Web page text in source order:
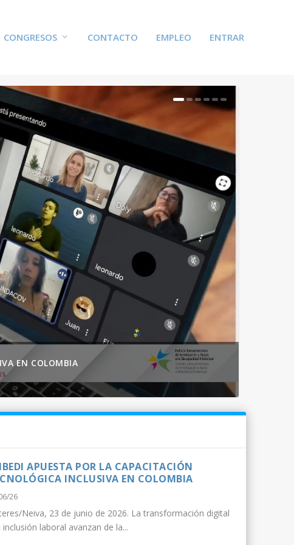
CONGRESOS CONTACTO EMPLEO ENTRAR
EN COLOMBIA
APUESTA POR LA CAPACITACIÓN
INCLUSIVA EN COLOMBIA
26
Neiva, 23 de junio de 2026. La transformación digital
inclusión laboral avanzan de la...